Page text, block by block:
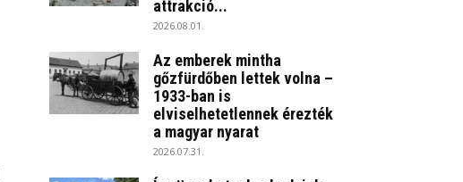
attrakció...
2026.08.01.
Az emberek mintha
gőzfürdőben lettek volna –
1933-ban is
elviselhetetlennek érezték
a magyar nyarat
2026.07.31.